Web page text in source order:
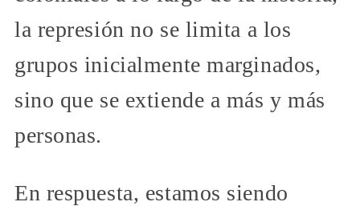
la represión no se limita a los
grupos inicialmente marginados,
sino que se extiende a más y más
personas.
En respuesta, estamos siendo